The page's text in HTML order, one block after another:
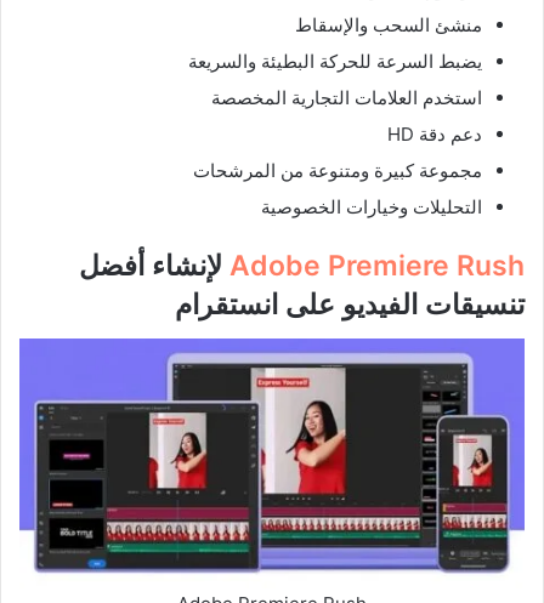
منشئ السحب والإسقاط
يضبط السرعة للحركة البطيئة والسريعة
استخدم العلامات التجارية المخصصة
دعم دقة HD
مجموعة كبيرة ومتنوعة من المرشحات
التحليلات وخيارات الخصوصية
Adobe Premiere Rush لإنشاء أفضل
تنسيقات الفيديو على انستقرام